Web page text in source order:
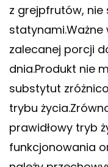
z grejpfrutów,
statynami.Ważne
zalecanej porcji
dnia.Produkt nie
substytut
trybu
prawidłowy tryb
funkcjonowania